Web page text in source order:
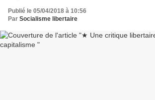
Publié le 05/04/2018 à 10:56
Par Socialisme libertaire